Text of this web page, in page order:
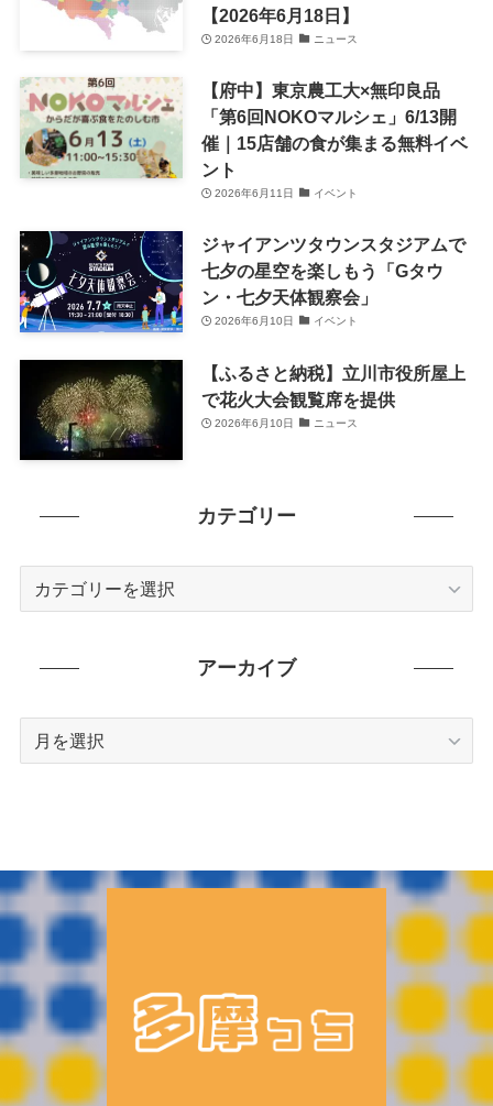
【2026年6月18日】
2026年6月18日 ニュース
【府中】東京農工大×無印良品
「第6回NOKOマルシェ」6/13開
催｜15店舗の食が集まる無料イベ
ント
2026年6月11日 イベント
ジャイアンツタウンスタジアムで
七夕の星空を楽しもう「Gタウ
ン・七夕天体観察会」
2026年6月10日 イベント
【ふるさと納税】立川市役所屋上
で花火大会観覧席を提供
2026年6月10日 ニュース
カテゴリー
アーカイブ